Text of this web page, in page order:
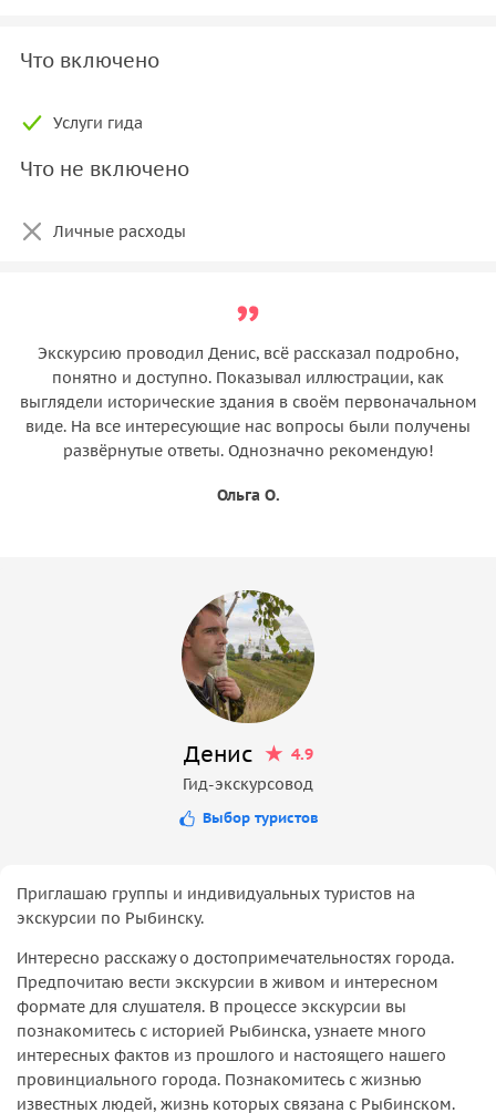
Что включено
Услуги гида
Что не включено
Личные расходы
Экскурсию проводил Денис, всё рассказал подробно,
понятно и доступно. Показывал иллюстрации, как
выглядели исторические здания в своём первоначальном
виде. На все интересующие нас вопросы были получены
развёрнутые ответы. Однозначно рекомендую!
Ольга О.
Денис
4.9
Гид-экскурсовод
Выбор туристов
Приглашаю группы и индивидуальных туристов на
экскурсии по Рыбинску.
Интересно расскажу о достопримечательностях города.
Предпочитаю вести экскурсии в живом и интересном
формате для слушателя. В процессе экскурсии вы
познакомитесь с историей Рыбинска, узнаете много
интересных фактов из прошлого и настоящего нашего
провинциального города. Познакомитесь с жизнью
известных людей, жизнь которых связана с Рыбинском.